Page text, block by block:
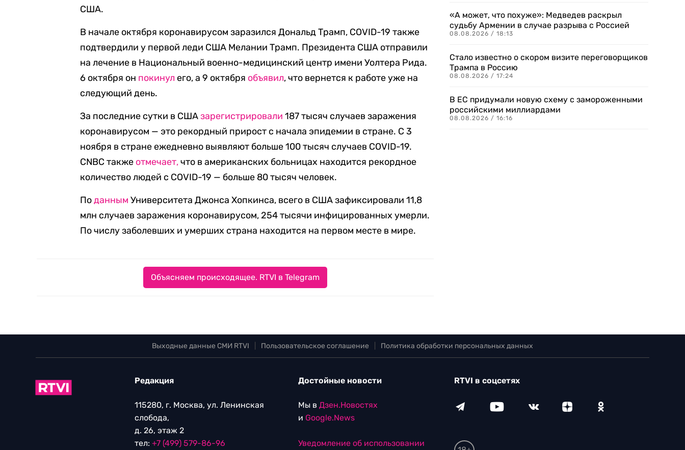
США.
В начале октября коронавирусом заразился Дональд Трамп, COVID-19 также
подтвердили у первой леди США Мелании Трамп. Президента США отправили
на лечение в Национальный военно-медицинский центр имени Уолтера Рида.
6 октября он покинул его, а 9 октября объявил, что вернется к работе уже на
следующий день.
За последние сутки в СШАзарегистрировали 187 тысяч случаев заражения
коронавирусом — это рекордный прирост с начала эпидемии в стране. С 3
ноября в стране ежедневно выявляют больше 100 тысяч случаев COVID-19.
CNBC также отмечает,что в американских больницах находится рекордное
количество людей с COVID-19 — больше 80 тысяч человек.
Поданным Университета Джонса Хопкинса, всего в США зафиксировали 11,8
млн случаев заражения коронавирусом, 254 тысячи инфицированных умерли.
По числу заболевших и умерших страна находится на первом месте в мире.
Объясняем происходящее. RTVI в Telegram
«А может, что похуже»: Медведев раскрыл
судьбу Армении в случае разрыва с Россией
08.08.2026 / 18:13
Стало известно о скором визите переговорщиков
Трампа в Россию
08.08.2026 / 17:24
В ЕС придумали новую схему с замороженными
российскими миллиардами
08.08.2026 / 16:16
Выходные данные СМИ RTVI Пользовательское соглашение Политика обработки персональных данных
Редакция
115280, г. Москва, ул. Ленинская
слобода,
д. 26, этаж 2
тел: +7 (499) 579-86-96
Достойные новости
Мы в Дзен.Новостях
и Google.News
Уведомление об использовании
RTVI в соцсетях